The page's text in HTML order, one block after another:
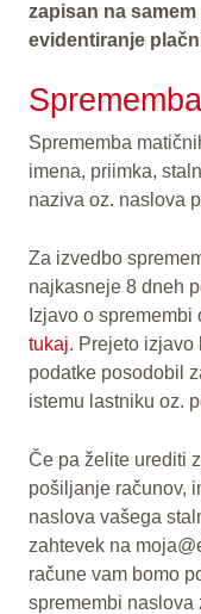
zapisan na
evidentiranje
Sprememba
imena, priimka,
naziva oz. naslova
Za izvedbo
najkasneje 8 dneh
Izjavo o
tukaj. Prejeto izjavo
podatke posodobil
istemu lastniku oz.
Če pa želite urediti
pošiljanje računov,
naslova vašega
zahtevek na
račune vam bomo
spremembi naslova